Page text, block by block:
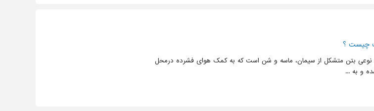
چیست ؟
نوعی بتن متشکل از سیمان، ماسه و شن است که به کمک هوای فشرده درمحل
و به ...